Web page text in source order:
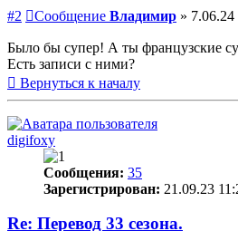
#2 Сообщение Владимир » 7.06.24
Было бы супер! А ты французские
Есть записи с ними?
Вернуться к началу
digifoxy
Сообщения: 35
Зарегистрирован: 21.09.23
Re: Перевод 33 сезона.